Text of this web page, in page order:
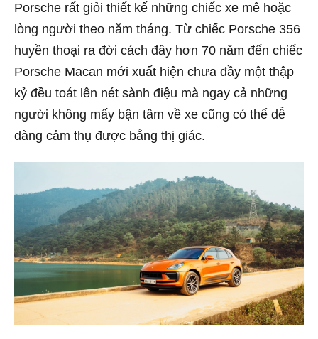
Porsche rất giỏi thiết kế những chiếc xe mê hoặc
lòng người theo năm tháng. Từ chiếc Porsche 356
huyền thoại ra đời cách đây hơn 70 năm đến chiếc
Porsche Macan mới xuất hiện chưa đầy một thập
kỷ đều toát lên nét sành điệu mà ngay cả những
người không mấy bận tâm về xe cũng có thể dễ
dàng cảm thụ được bằng thị giác.